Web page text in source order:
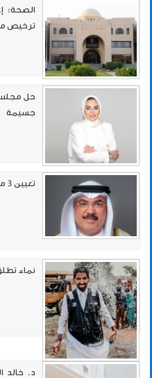
الصحة:
ترخيص
حل مجلس
جسيمة
تعيين 3 مدراء عموم في وزارة التربية
نماء
د. خالد